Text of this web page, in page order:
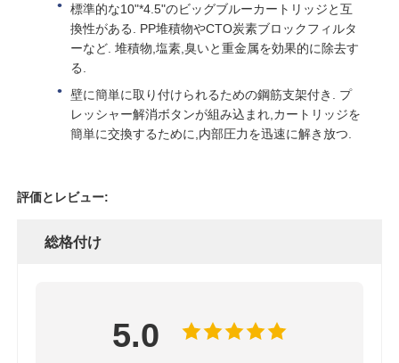
標準的な10"*4.5"のビッグブルーカートリッジと互
換性がある. PP堆積物やCTO炭素ブロックフィルタ
ーなど. 堆積物,塩素,臭いと重金属を効果的に除去す
る.
壁に簡単に取り付けられるための鋼筋支架付き. プ
レッシャー解消ボタンが組み込まれ,カートリッジを
簡単に交換するために,内部圧力を迅速に解き放つ.
評価とレビュー:
総格付け
5.0